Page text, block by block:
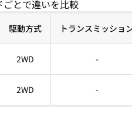
とで違いを比較
駆動方式 トランスミッショ
2WD -
2WD -